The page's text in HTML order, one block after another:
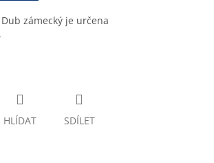
Dub zámecký je určena
HLÍDAT SDÍLET